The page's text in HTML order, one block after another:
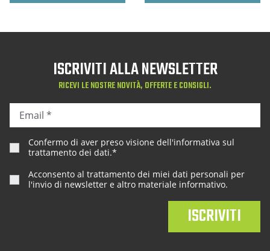
ISCRIVITI ALLA NEWSLETTER
RICEVI LE NOSTRE NOVITÀ, OFFERTE E CONSIGLI.
Confermo di aver preso visione dell'informativa sul
trattamento dei dati.*
Acconsento al trattamento dei miei dati personali per
l'invio di newsletter e altro materiale informativo.